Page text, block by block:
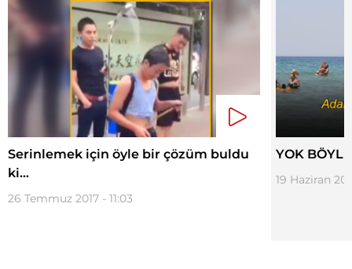
Serinlemek için öyle bir çözüm buldu
ki...
26 Temmuz 2017 - 11:03
YOK
19 Haziran